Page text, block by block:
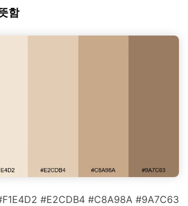
함
#E2CDB4 #C8A98A #9A7C63